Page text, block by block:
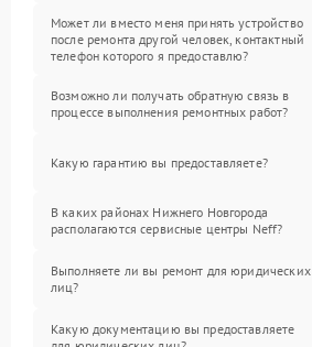
Может ли вместо меня принять устройство
после ремонта другой человек, контактный
телефон которого я предоставлю?
Возможно ли получать обратную связь в
процессе выполнения ремонтных работ?
Какую гарантию вы предоставляете?
В каких районах Нижнего Новгорода
располагаются сервисные центры Neff?
Выполняете ли вы ремонт для юридических
лиц?
Какую документацию вы предоставляете